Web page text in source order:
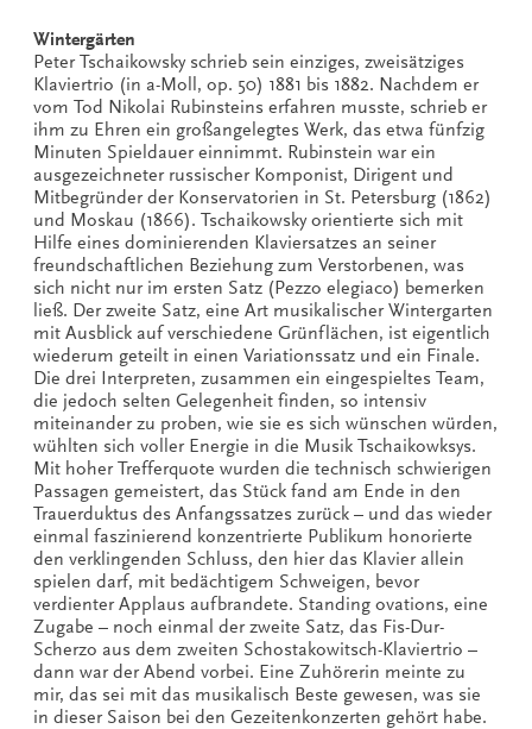
Wintergärten
Peter Tschaikowsky schrieb sein einziges, zweisätziges
Klaviertrio (in a-Moll, op. 50) 1881 bis 1882. Nachdem er
vom Tod Nikolai Rubinsteins erfahren musste, schrieb er
ihm zu Ehren ein großangelegtes Werk, das etwa fünfzig
Minuten Spieldauer einnimmt. Rubinstein war ein
ausgezeichneter russischer Komponist, Dirigent und
Mitbegründer der Konservatorien in St. Petersburg (1862)
und Moskau (1866). Tschaikowsky orientierte sich mit
Hilfe eines dominierenden Klaviersatzes an seiner
freundschaftlichen Beziehung zum Verstorbenen, was
sich nicht nur im ersten Satz (Pezzo elegiaco) bemerken
ließ. Der zweite Satz, eine Art musikalischer Wintergarten
mit Ausblick auf verschiedene Grünflächen, ist eigentlich
wiederum geteilt in einen Variationssatz und ein Finale.
Die drei Interpreten, zusammen ein eingespieltes Team,
die jedoch selten Gelegenheit finden, so intensiv
miteinander zu proben, wie sie es sich wünschen würden,
wühlten sich voller Energie in die Musik Tschaikowksys.
Mit hoher Trefferquote wurden die technisch schwierigen
Passagen gemeistert, das Stück fand am Ende in den
Trauerduktus des Anfangssatzes zurück – und das wieder
einmal faszinierend konzentrierte Publikum honorierte
den verklingenden Schluss, den hier das Klavier allein
spielen darf, mit bedächtigem Schweigen, bevor
verdienter Applaus aufbrandete. Standing ovations, eine
Zugabe – noch einmal der zweite Satz, das Fis-Dur-
Scherzo aus dem zweiten Schostakowitsch-Klaviertrio –
dann war der Abend vorbei. Eine Zuhörerin meinte zu
mir, das sei mit das musikalisch Beste gewesen, was sie
in dieser Saison bei den Gezeitenkonzerten gehört habe.